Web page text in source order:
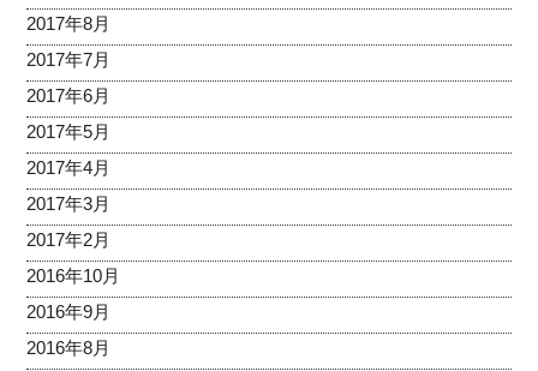
2017年8月
2017年7月
2017年6月
2017年5月
2017年4月
2017年3月
2017年2月
2016年10月
2016年9月
2016年8月